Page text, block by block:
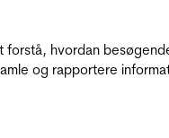
forstå, hvordan
og rapportere